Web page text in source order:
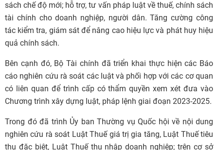
sách chế độ mới; hỗ trợ, tư vấn pháp luật về thuế, chính sách
tài chính cho doanh nghiệp, người dân. Tăng cường công
tác kiểm tra, giám sát để nâng cao hiệu lực và phát huy hiệu
quả chính sách.
Bên cạnh đó, Bộ Tài chính đã triển khai thực hiện các Báo
cáo nghiên cứu rà soát các luật và phối hợp với các cơ quan
có liên quan để trình cấp có thẩm quyền xem xét đưa vào
Chương trình xây dựng luật, pháp lệnh giai đoạn 2023-2025.
Trong đó đã trình Ủy ban Thường vụ Quốc hội về nội dung
nghiên cứu rà soát Luật Thuế giá trị gia tăng, Luật Thuế tiêu
thụ đặc biệt, Luật Thuế thu nhập doanh nghiệp; trên cơ sở